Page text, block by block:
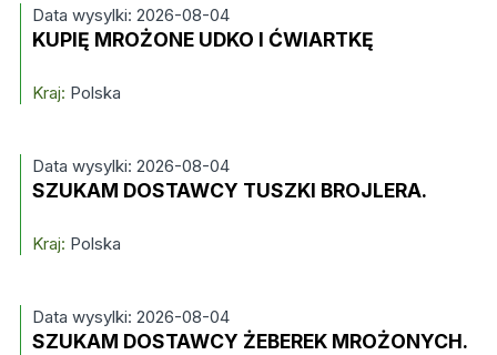
Data wysylki: 2026-08-04
KUPIĘ MROŻONE UDKO I ĆWIARTKĘ
Kraj: Polska
Data wysylki: 2026-08-04
SZUKAM DOSTAWCY TUSZKI BROJLERA.
Kraj: Polska
Data wysylki: 2026-08-04
SZUKAM DOSTAWCY ŻEBEREK MROŻONYCH.